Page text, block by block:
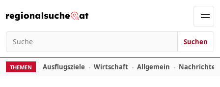
Suchen nach:
Suchen
THEMEN Ausflugsziele Wirtschaft Allgemein